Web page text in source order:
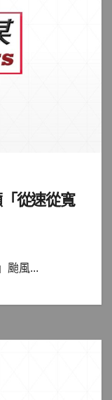
從速從寬
颱風...